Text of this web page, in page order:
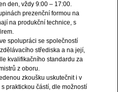
den, vždy 9:00 – 17:00.
prezenční formou na
na produkční technice, s
spolupráci se společností
střediska a na její,
kvalifikačního standardu za
z oboru.
zkoušku uskutečnit i v
praktickou částí, dle možností